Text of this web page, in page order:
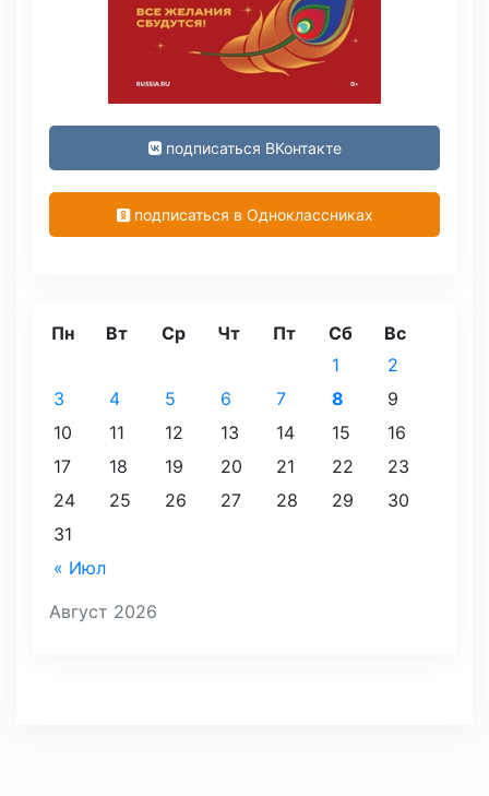
подписаться ВКонтакте
подписаться в Одноклассниках
Август 2026
Пн Вт Ср Чт Пт Сб Вс
« Июл
1
2
3
4 5 6 7 8
9
10
11 12 13 14 15
16
17
18 19 20 21 22
23
24
25 26 27 28 29
30
31